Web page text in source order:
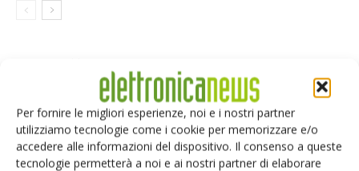
Per fornire le migliori esperienze, noi e i nostri partner
utilizziamo tecnologie come i cookie per memorizzare e/o
accedere alle informazioni del dispositivo. Il consenso a queste
tecnologie permetterà a noi e ai nostri partner di elaborare